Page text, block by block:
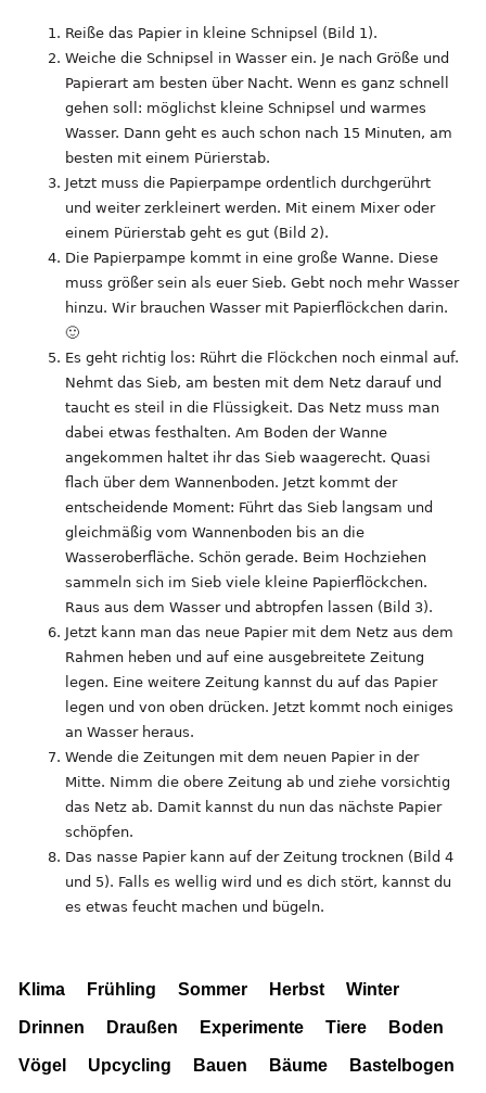
Reiße das Papier in kleine Schnipsel (Bild 1).
Weiche die Schnipsel in Wasser ein. Je nach Größe und
Papierart am besten über Nacht. Wenn es ganz schnell
gehen soll: möglichst kleine Schnipsel und warmes
Wasser. Dann geht es auch schon nach 15 Minuten, am
besten mit einem Pürierstab.
Jetzt muss die Papierpampe ordentlich durchgerührt
und weiter zerkleinert werden. Mit einem Mixer oder
einem Pürierstab geht es gut (Bild 2).
Die Papierpampe kommt in eine große Wanne. Diese
muss größer sein als euer Sieb. Gebt noch mehr Wasser
hinzu. Wir brauchen Wasser mit Papierflöckchen darin.
🙂
Es geht richtig los: Rührt die Flöckchen noch einmal auf.
Nehmt das Sieb, am besten mit dem Netz darauf und
taucht es steil in die Flüssigkeit. Das Netz muss man
dabei etwas festhalten. Am Boden der Wanne
angekommen haltet ihr das Sieb waagerecht. Quasi
flach über dem Wannenboden. Jetzt kommt der
entscheidende Moment: Führt das Sieb langsam und
gleichmäßig vom Wannenboden bis an die
Wasseroberfläche. Schön gerade. Beim Hochziehen
sammeln sich im Sieb viele kleine Papierflöckchen.
Raus aus dem Wasser und abtropfen lassen (Bild 3).
Jetzt kann man das neue Papier mit dem Netz aus dem
Rahmen heben und auf eine ausgebreitete Zeitung
legen. Eine weitere Zeitung kannst du auf das Papier
legen und von oben drücken. Jetzt kommt noch einiges
an Wasser heraus.
Wende die Zeitungen mit dem neuen Papier in der
Mitte. Nimm die obere Zeitung ab und ziehe vorsichtig
das Netz ab. Damit kannst du nun das nächste Papier
schöpfen.
Das nasse Papier kann auf der Zeitung trocknen (Bild 4
und 5). Falls es wellig wird und es dich stört, kannst du
es etwas feucht machen und bügeln.
Klima Frühling Sommer Herbst Winter
Drinnen Draußen Experimente Tiere Boden
Vögel Upcycling Bauen Bäume Bastelbogen